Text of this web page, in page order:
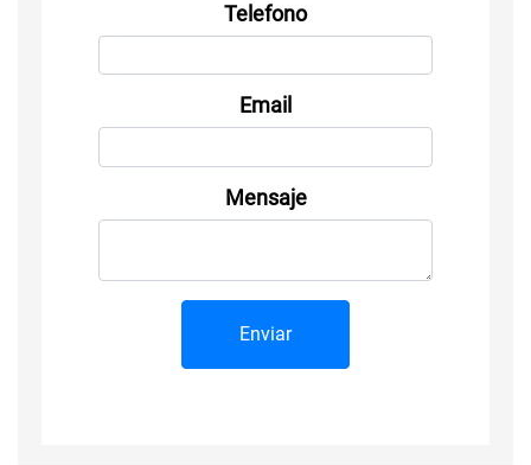
Telefono
Email
Mensaje